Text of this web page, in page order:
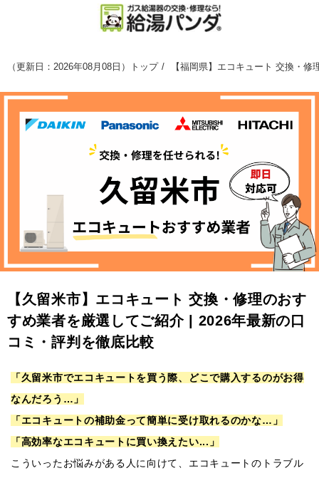
（更新日：2026年08月08日 ） トップ 【福岡県】エコキュート 交換・
【久留米市】エコキュート 交換・修理のおす
すめ業者を厳選してご紹介 | 2026年最新の口
コミ・評判を徹底比較
「久留米市でエコキュートを買う際、どこで購入するのがお得
なんだろう…」
「エコキュートの補助金って簡単に受け取れるのかな…」
「高効率なエコキュートに買い換えたい...」
こういったお悩みがある人に向けて、エコキュートのトラブル